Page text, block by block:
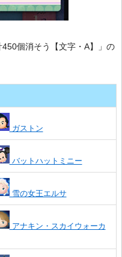
個消そう【文字・A】」の
ガストン
バットハットミニー
雪の女王エルサ
アナキン・スカイウォーカ